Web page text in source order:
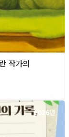
작가의
2026년